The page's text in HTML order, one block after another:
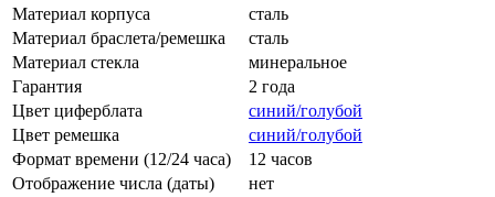
Материал корпуса
сталь
Материал браслета/ремешка
сталь
Материал стекла
минеральное
Гарантия
2 года
Цвет циферблата
синий/голубой
Цвет ремешка
синий/голубой
Формат времени (12/24 часа)
12 часов
Отображение числа (даты)
нет